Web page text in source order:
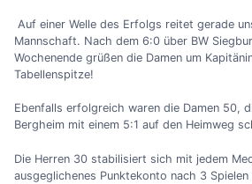
Auf einer Welle des Erfolgs reitet gerade
Mannschaft. Nach dem 6:0 über BW
Wochenende grüßen die Damen um
Tabellenspitze!
Ebenfalls erfolgreich waren die Damen 50,
Bergheim mit einem 5:1 auf den Heimweg
Die Herren 30 stabilisiert sich mit jedem
ausgeglichenes Punktekonto nach 3